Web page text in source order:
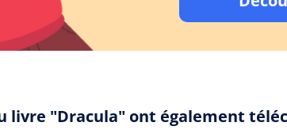
livre "Dracula" ont également